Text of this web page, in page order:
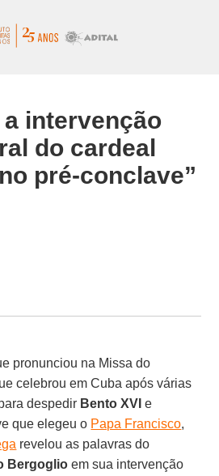
a intervenção
do cardeal
pré-conclave”
pronunciou na Missa do
celebrou em Cuba após várias
despedir Bento XVI e
que elegeu o Papa Francisco,
revelou as palavras do
Bergoglio em sua intervenção